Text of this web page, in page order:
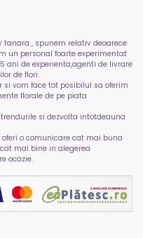
tanara , spunem relativ deoarece
un personal foarte experimentat
ani de experienta,agenti de livrare
de flori.
vom face tot posibilul sa oferim
florale de pe piata
si dezvolta intotdeauna
o comunicare cat mai buna
mai bine in alegerea
ocazie.